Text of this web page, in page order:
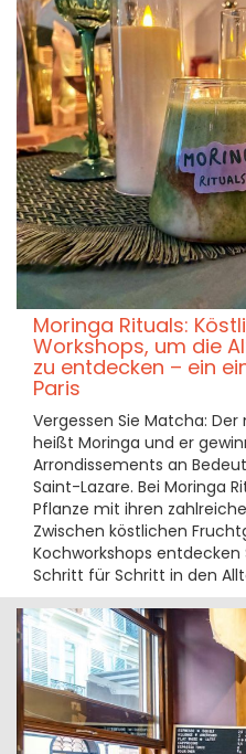
Moringa Rituals:
Workshops, um die
zu entdecken – ein
Paris
Vergessen Sie Matcha:
heißt Moringa und er
Arrondissements an
Saint-Lazare. Bei Moringa
Pflanze mit ihren
Zwischen köstlichen
Kochworkshops entdecken
Schritt für Schritt in den